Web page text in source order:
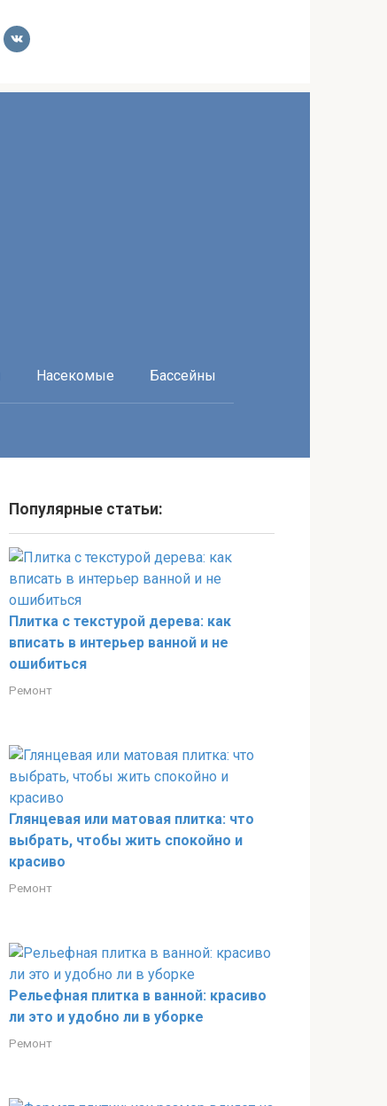
Насекомые Бассейны
Популярные статьи:
Плитка с текстурой дерева: как
вписать в интерьер ванной и не
ошибиться
Ремонт
Глянцевая или матовая плитка: что
выбрать, чтобы жить спокойно и
красиво
Ремонт
Рельефная плитка в ванной: красиво
ли это и удобно ли в уборке
Ремонт